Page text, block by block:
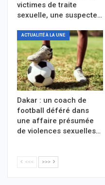
victimes de traite
sexuelle, une suspecte…
ACTUALITÉ À LA UNE
Dakar : un coach de
football déféré dans
une affaire présumée
de violences sexuelles…
<<< >>>